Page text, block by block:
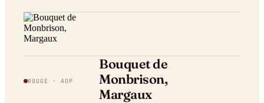
ROUGE · AOP
Bouquet de
Monbrison,
Margaux